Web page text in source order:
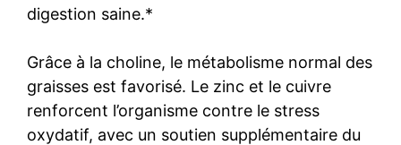
digestion saine.*
Grâce à la choline, le métabolisme normal des
graisses est favorisé. Le zinc et le cuivre
renforcent l’organisme contre le stress
oxydatif, avec un soutien supplémentaire du